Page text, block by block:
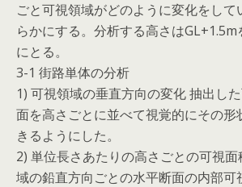
ごと可視領域がどのように変化をして
らかにする。分析する高さは
にとる。
3-1 街路単体の分析
1) 可視領域の垂直方向の変化 抽出し
面を高さごとに並べて視覚的にその形
きるようにした。
2) 単位長さあたりの高さごとの可視
域の鉛直方向ごとの水平断面の内部可